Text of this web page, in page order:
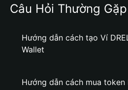
Câu Hỏi Thường Gặp
Hướng dẫn cách tạo Ví
Wallet
Hướng dẫn cách mua token